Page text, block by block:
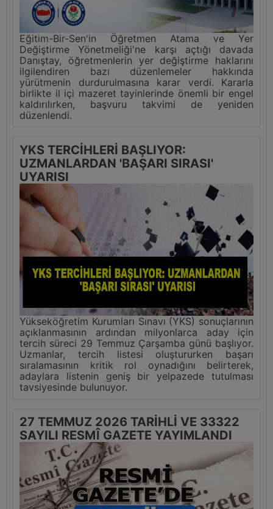
Eğitim-Bir-Sen'in Öğretmen Atama ve Yer
Değiştirme Yönetmeliği'ne karşı açtığı davada
Danıştay, öğretmenlerin yer değiştirme haklarını
ilgilendiren bazı düzenlemeler hakkında
yürütmenin durdurulmasına karar verdi. Kararla
birlikte il içi mazeret tayinlerinde önemli bir engel
kaldırılırken, başvuru takvimi de yeniden
düzenlendi.
YKS TERCİHLERİ BAŞLIYOR:
UZMANLARDAN 'BAŞARI SIRASI'
UYARISI
Yükseköğretim Kurumları Sınavı (YKS) sonuçlarının
açıklanmasının ardından milyonlarca aday için
tercih süreci 29 Temmuz Çarşamba günü başlıyor.
Uzmanlar, tercih listesi oluştururken başarı
sıralamasının kritik rol oynadığını belirterek,
adaylara listenin geniş bir yelpazede tutulması
tavsiyesinde bulunuyor.
27 TEMMUZ 2026 TARİHLİ VE 33322
SAYILI RESMÎ GAZETE YAYIMLANDI